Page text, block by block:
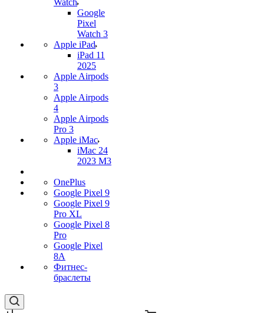
Watch
Google
Pixel
Watch 3
Apple iPad
iPad 11
2025
Apple Airpods
3
Apple Airpods
4
Apple Airpods
Pro 3
Apple iMac
iMac 24
2023 M3
OnePlus
Google Pixel 9
Google Pixel 9
Pro XL
Google Pixel 8
Pro
Google Pixel
8A
Фитнес-
браслеты